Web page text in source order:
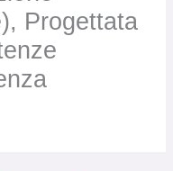
Progettata